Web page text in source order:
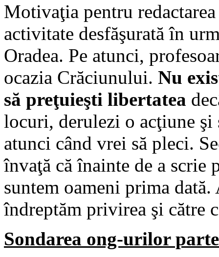
Motivaţia pentru
activitate desfăşurată în
Oradea. Pe atunci,
ocazia Crăciunului. Nu
să preţuieşti libertatea
locuri, derulezi o acţiune şi
atunci când vrei să pleci.
învaţă că înainte de a scrie
suntem oameni prima dată.
îndreptăm privirea şi către
Sondarea ong-urilor